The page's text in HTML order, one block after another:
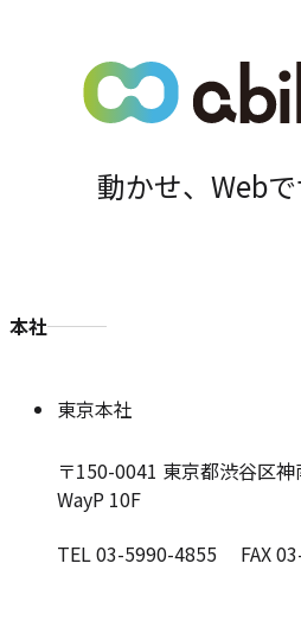
動かせ、Web
本社
東京本社
〒150-0041 東京都渋谷区
WayP 10F
TEL 03-5990-4855 FAX